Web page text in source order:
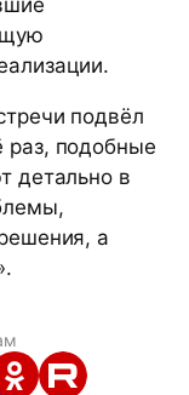
подвёл
подобные
детально в
а